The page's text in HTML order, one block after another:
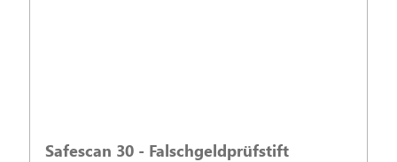
Safescan 30 - Falschgeldprüfstift